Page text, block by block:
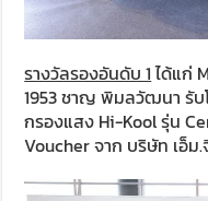
รางวัลรองอันดับ 1ได้แก่
1953 ชาญ พิมลวัฒนา รับ
กรองแสง Hi-Kool รุ่น
Voucher จาก บริษัท เอ็ม